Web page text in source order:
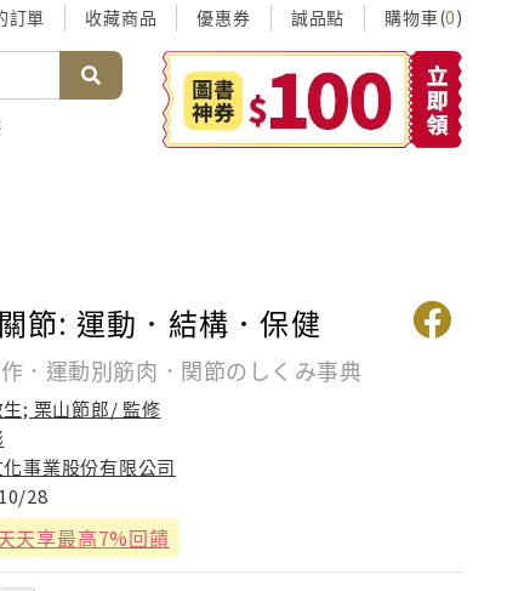
訂單 收藏商品 優惠券 誠品點 購物車(0)
節: 運動．結構．保健
．運動別筋肉．関節のしくみ事典
; 栗山節郎/ 監修
事業股份有限公司
28
天享最高7%回饋